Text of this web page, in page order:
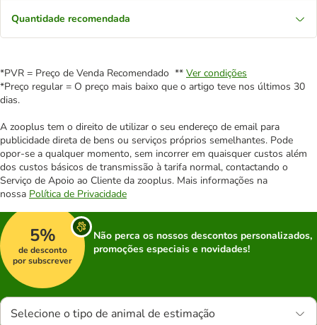
Quantidade recomendada
*PVR = Preço de Venda Recomendado ** Ver condições
*Preço regular = O preço mais baixo que o artigo teve nos últimos 30
dias.
A zooplus tem o direito de utilizar o seu endereço de email para
publicidade direta de bens ou serviços próprios semelhantes. Pode
opor-se a qualquer momento, sem incorrer em quaisquer custos além
dos custos básicos de transmissão à tarifa normal, contactando o
Serviço de Apoio ao Cliente da zooplus. Mais informações na
nossa Política de Privacidade
5%
de desconto
por subscrever
Não perca os nossos descontos personalizados,
promoções especiais e novidades!
Selecione o tipo de animal de estimação